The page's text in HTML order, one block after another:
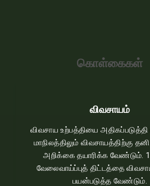
கொள்கைகள்
விவசாயம்
விவசாய உற்பத்தியை அதிகப்படுத்தி
மாநிலத்திலும் விவசாயத்திற்கு தனி
அறிக்கை தயாரிக்க வேண்டும்.
வேலைவாய்ப்புத் திட்டத்தை
பயன்படுத்த வேண்டும்.